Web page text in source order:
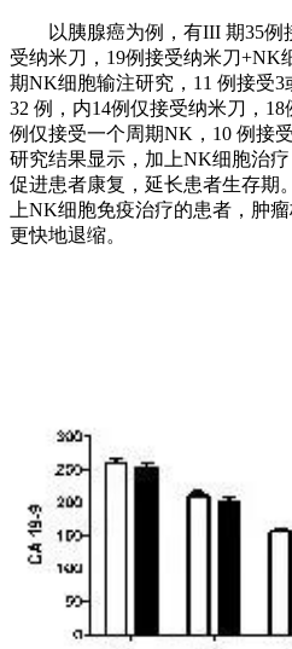
以胰腺癌为例，有III 期35例
受纳米刀，19例接受纳米刀+NK
期NK细胞输注研究，11 例接受
32 例，内14例仅接受纳米刀，
例仅接受一个周期NK，10 例接
研究结果显示，加上NK细胞治
促进患者康复，延长患者生存期
上NK细胞免疫治疗的患者，肿
更快地退缩。